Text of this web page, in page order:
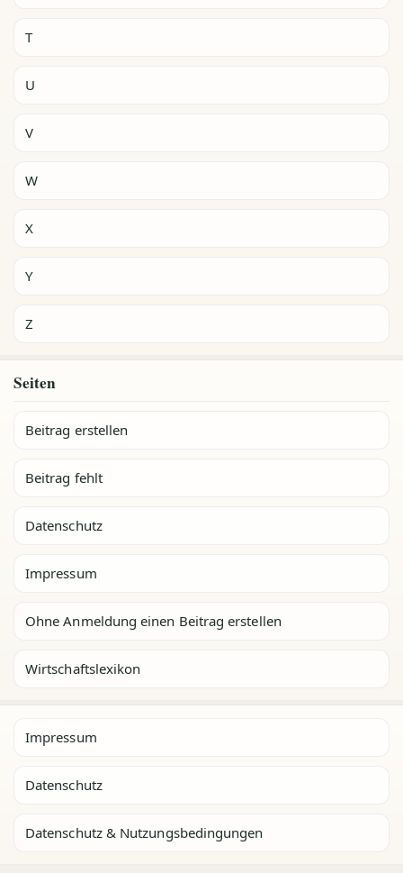
T
U
V
W
X
Y
Z
Seiten
Beitrag erstellen
Beitrag fehlt
Datenschutz
Impressum
Ohne Anmeldung einen Beitrag erstellen
Wirtschaftslexikon
Impressum
Datenschutz
Datenschutz & Nutzungsbedingungen